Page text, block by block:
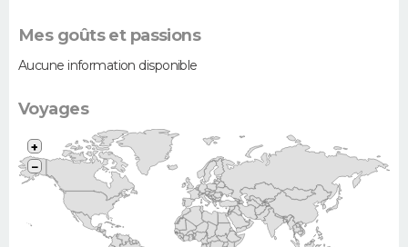
Mes goûts et passions
Aucune information disponible
Voyages
+
−